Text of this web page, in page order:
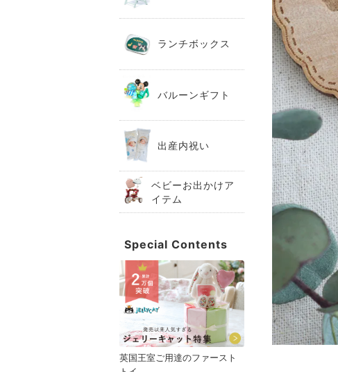
ランチボックス
バルーンギフト
出産内祝い
ベビーお出かけア
イテム
Special Contents
英国王室ご用達のファースト